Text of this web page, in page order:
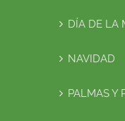
DÍA DE LA
NAVIDAD
PALMAS Y